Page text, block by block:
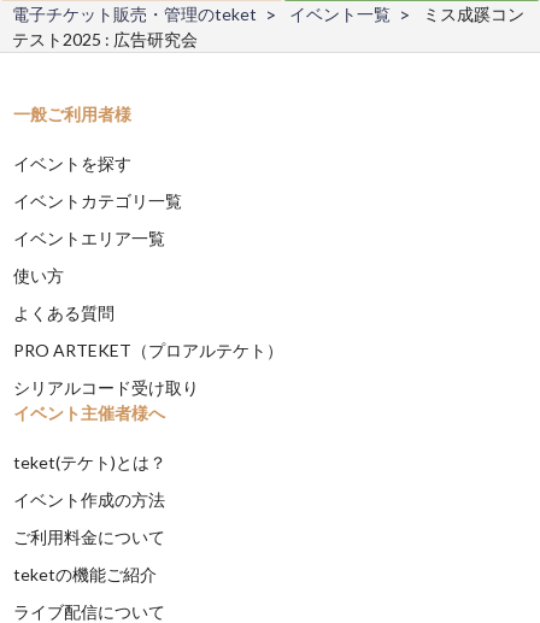
電子チケット販売・管理のteket イベント一覧
ミス成蹊コン
テスト2025 : 広告研究会
一般ご利用者様
イベントを探す
イベントカテゴリ一覧
イベントエリア一覧
使い方
よくある質問
PRO ARTEKET（プロアルテケト）
シリアルコード受け取り
イベント主催者様へ
teket(テケト)とは？
イベント作成の方法
ご利用料金について
teketの機能ご紹介
ライブ配信について